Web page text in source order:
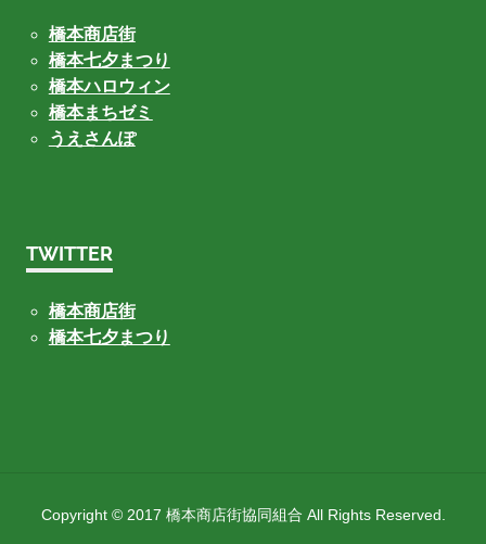
橋本商店街
橋本七夕まつり
橋本ハロウィン
橋本まちゼミ
うえさんぽ
TWITTER
橋本商店街
橋本七夕まつり
Copyright © 2017 橋本商店街協同組合 All Rights Reserved.